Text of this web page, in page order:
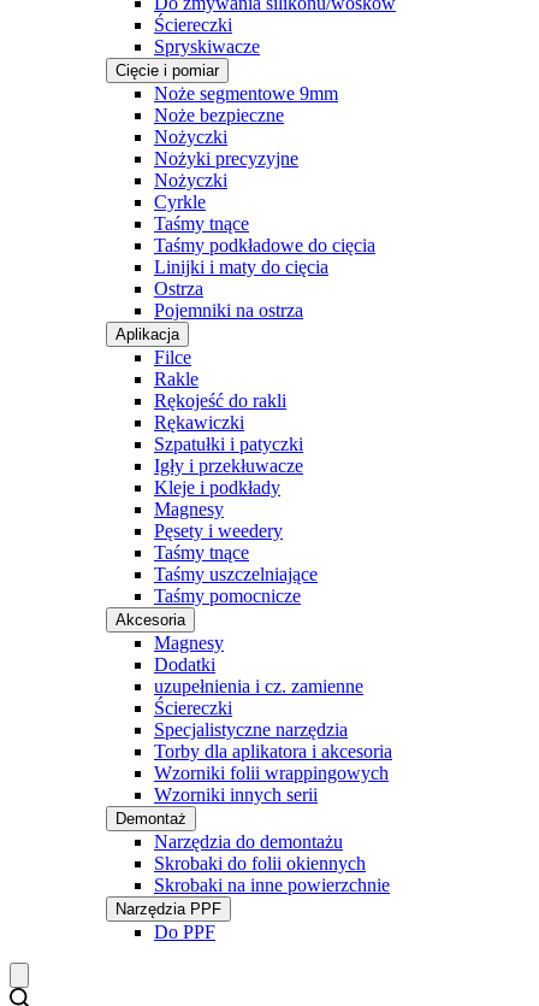
Ściereczki
Spryskiwacze
Cięcie i pomiar
Noże segmentowe 9mm
Noże bezpieczne
Nożyczki
Nożyki precyzyjne
Nożyczki
Cyrkle
Taśmy tnące
Taśmy podkładowe do cięcia
Linijki i maty do cięcia
Ostrza
Pojemniki na ostrza
Aplikacja
Filce
Rakle
Rękojeść do rakli
Rękawiczki
Szpatułki i patyczki
Igły i przekłuwacze
Kleje i podkłady
Magnesy
Pęsety i weedery
Taśmy tnące
Taśmy uszczelniające
Taśmy pomocnicze
Akcesoria
Magnesy
Dodatki
uzupełnienia i cz. zamienne
Ściereczki
Specjalistyczne narzędzia
Torby dla aplikatora i akcesoria
Wzorniki folii wrappingowych
Wzorniki innych serii
Demontaż
Narzędzia do demontażu
Skrobaki do folii okiennych
Skrobaki na inne powierzchnie
Narzędzia PPF
Do PPF